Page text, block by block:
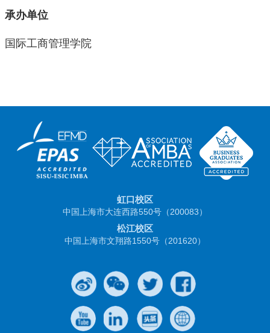
承办单位
国际工商管理学院
虹口校区
中国上海市大连西路550号（200083）
松江校区
中国上海市文翔路1550号（201620）